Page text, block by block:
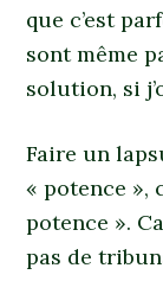
que c’est
sont même
solution, si
Faire un
« potence »,
potence ».
pas de